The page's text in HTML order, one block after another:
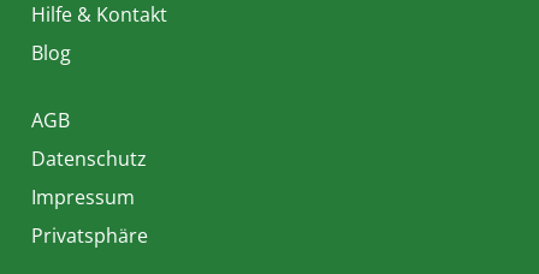
Hilfe & Kontakt
Blog
AGB
Datenschutz
Impressum
Privatsphäre